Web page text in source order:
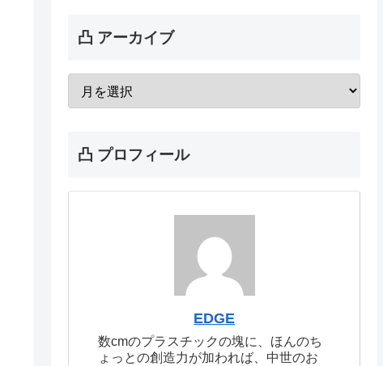
凸 アーカイブ
凸 プロフィール
EDGE
数cmのプラスチックの塊に、ほんのち
ょっとの創造力が加われば、中世のお